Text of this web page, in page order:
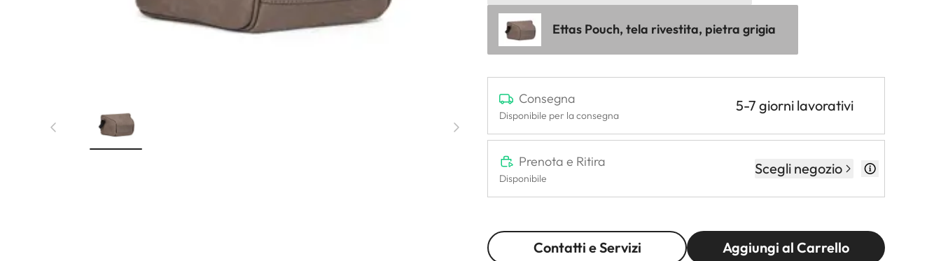
Ettas Pouch, tela rivestita, pietra grigia
Consegna
Disponibile per la consegna
5-7 giorni lavorativi
Prenota e Ritira
Disponibile
Scegli negozio
Contatti e Servizi Aggiungi al Carrello